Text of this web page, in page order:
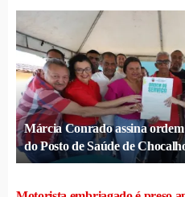
Márcia Conrado assina
do Posto de Saúde de